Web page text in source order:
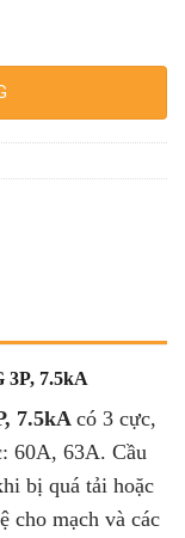
BW63SAG 3P, 7.5kA
3P, 7.5kA
7.5kA có 3 cực,
60A, 63A. Cầu
bị quá tải hoặc
cho mạch và các